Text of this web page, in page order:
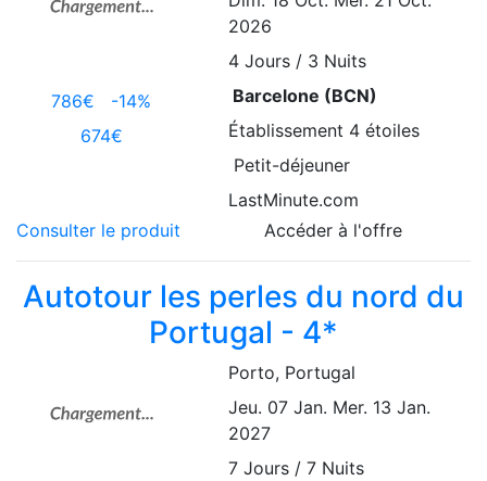
786€ -14%
674€
2026
4Jours / 3 Nuits
Barcelone (BCN)
Établissement 4 étoiles
Petit-déjeuner
LastMinute.com
Consulter le produit
Accéder à l'offre
Autotour les perles du nord du
Portugal - 4*
Porto, Portugal
Jeu. 07 Jan. Mer. 13 Jan.
2027
7Jours / 7 Nuits